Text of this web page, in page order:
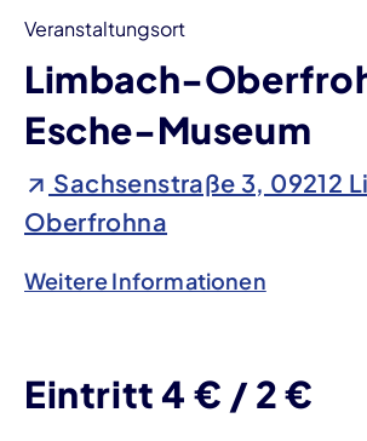
Veranstaltungsort
Limbach-
Esche-Museum
Sachsenstraße 3, 09212
Oberfrohna
Weitere Informationen
Eintritt 4 € / 2 €